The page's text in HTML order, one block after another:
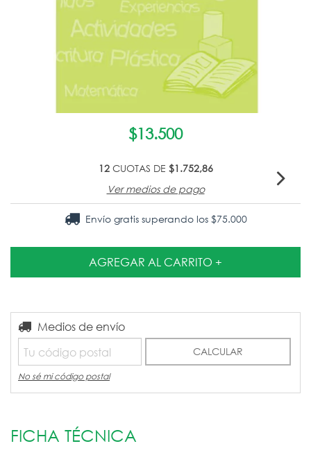
$13.500
12CUOTAS DE $1.752,86
Ver medios de pago
Envío gratis superando los $75.000
Entregas para el CP:
Medios de envío
CALCULAR
No sé mi código postal
FICHA TÉCNICA